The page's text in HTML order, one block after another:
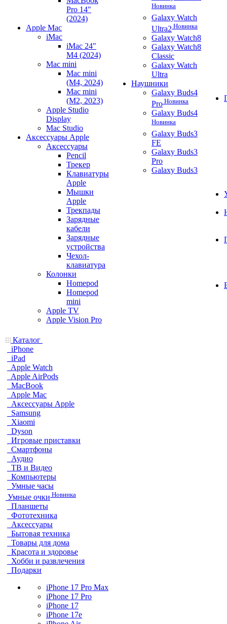
Pro 14"
(2024)
Apple Mac
iMac
iMac 24"
M4 (2024)
Mac mini
Mac mini
(M4, 2024)
Mac mini
(M2, 2023)
Apple Studio
Display
Mac Studio
Аксессуары Apple
Аксессуары
Pencil
Трекер
Клавиатуры
Apple
Мышки
Apple
Трекпады
Зарядные
кабели
Зарядные
устройства
Чехол-
клавиатура
Колонки
Homepod
Homepod
mini
Apple TV
Apple Vision Pro
Новинка
Galaxy Watch
Ultra2 Новинка
Galaxy Watch8
Galaxy Watch8
Classic
Galaxy Watch
Ultra
Наушники
Galaxy Buds4
Pro Новинка
Galaxy Buds4
Новинка
Galaxy Buds3
FE
Galaxy Buds3
Pro
Galaxy Buds3
Каталог
iPhone
iPad
Apple Watch
Apple AirPods
MacBook
Apple Mac
Аксессуары Apple
Samsung
Xiaomi
Dyson
Игровые приставки
Смартфоны
Аудио
ТВ и Видео
Компьютеры
Умные часы
Умные очки Новинка
Планшеты
Фототехника
Аксессуары
Бытовая техника
Товары для дома
Красота и здоровье
Хобби и развлечения
Подарки
iPhone 17 Pro Max
iPhone 17 Pro
iPhone 17
iPhone 17e